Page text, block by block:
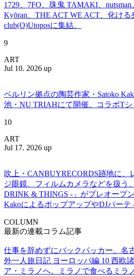
1729、7FO、珠鬼 TAMAKI、nutsman
Kyōran、THE ACT WE ACT、化ける
club(O)Utoposに集結。
9
ART
Jul 10. 2026 up
ベルリン拠点の陶芸作家・Satoko
池・NU TRIAHにて開催。コラボTシ
10
ART
Jul 17. 2026 up
吹上・CANBUYRECORDS跡地に、
ジ眼鏡、フィルムカメラなどを扱う
DRINK & THINGS -」がプレオープ
KakoによるポップアップやDJパーテ
COLUMN
最新の連載コラム記事
仕事を辞めずにバックパッカー。名
外一人旅日記 ヨーロッパ編 10 西欧
ア・ミラノへ。ミラノで食べるミラ